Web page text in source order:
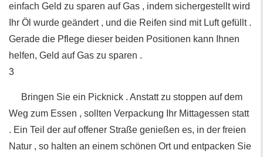
einfach Geld zu sparen auf Gas , indem sichergestellt wird
Ihr Öl wurde geändert , und die Reifen sind mit Luft gefüllt .
Gerade die Pflege dieser beiden Positionen kann Ihnen
helfen, Geld auf Gas zu sparen .
3
Bringen Sie ein Picknick . Anstatt zu stoppen auf dem
Weg zum Essen , sollten Verpackung Ihr Mittagessen statt
. Ein Teil der auf offener Straße genießen es, in der freien
Natur , so halten an einem schönen Ort und entpacken Sie